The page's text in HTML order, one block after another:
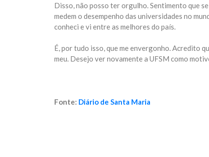
Disso, não posso ter orgulho. Sentimento que
medem o desempenho das universidades no
conheci e vi entre as melhores do país.
É, por tudo isso, que me envergonho. Acredito
meu. Desejo ver novamente a UFSM como
Fonte: Diário de Santa Maria